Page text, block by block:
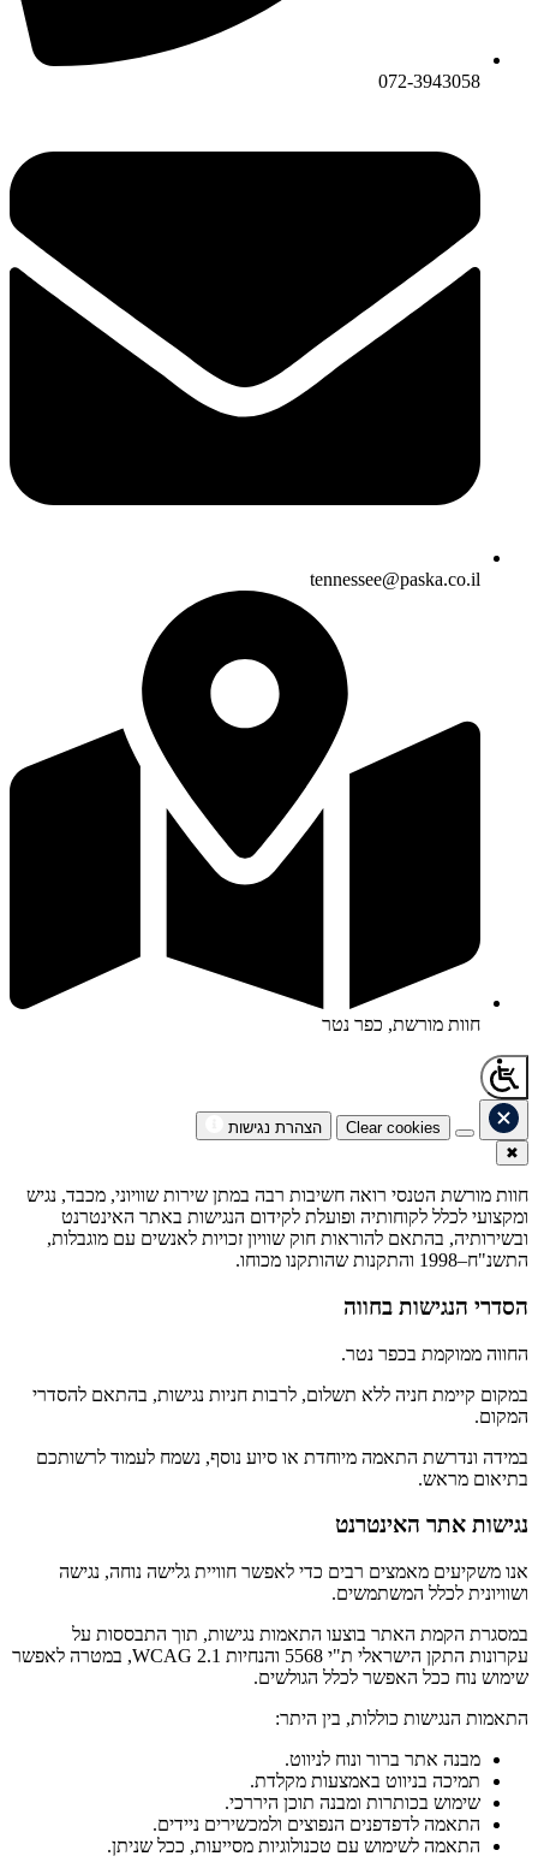
072-3943058
tennessee@paska.co.il
חוות מורשת, כפר נטר
Clear cookies
הצהרת נגישות
✖
חוות מורשת הטנסי רואה חשיבות רבה במתן שירות שוויוני, מכבד, נגיש
ומקצועי לכלל לקוחותיה ופועלת לקידום הנגישות באתר האינטרנט
ובשירותיה, בהתאם להוראות חוק שוויון זכויות לאנשים עם מוגבלות,
התשנ"ח–1998 והתקנות שהותקנו מכוחו.
הסדרי הנגישות בחווה
החווה ממוקמת בכפר נטר.
במקום קיימת חניה ללא תשלום, לרבות חניות נגישות, בהתאם להסדרי
המקום.
במידה ונדרשת התאמה מיוחדת או סיוע נוסף, נשמח לעמוד לרשותכם
בתיאום מראש.
נגישות אתר האינטרנט
אנו משקיעים מאמצים רבים כדי לאפשר חוויית גלישה נוחה, נגישה
ושוויונית לכלל המשתמשים.
במסגרת הקמת האתר בוצעו התאמות נגישות, תוך התבססות על
עקרונות התקן הישראלי ת"י 5568 והנחיות WCAG 2.1, במטרה לאפשר
שימוש נוח ככל האפשר לכלל הגולשים.
התאמות הנגישות כוללות, בין היתר:
מבנה אתר ברור ונוח לניווט.
תמיכה בניווט באמצעות מקלדת.
שימוש בכותרות ומבנה תוכן היררכי.
התאמה לדפדפנים הנפוצים ולמכשירים ניידים.
התאמה לשימוש עם טכנולוגיות מסייעות, ככל שניתן.